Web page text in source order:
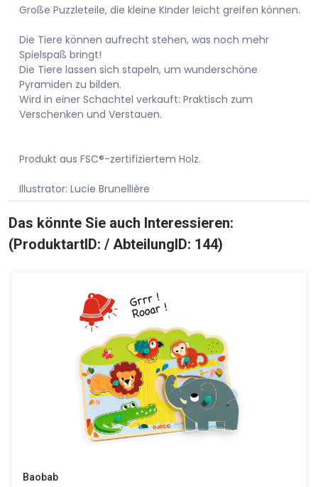
Große Puzzleteile, die kleine Kinder leicht greifen können.
Die Tiere können aufrecht stehen, was noch mehr
Spielspaß bringt!
Die Tiere lassen sich stapeln, um wunderschöne
Pyramiden zu bilden.
Wird in einer Schachtel verkauft: Praktisch zum
Verschenken und Verstauen.
Produkt aus FSC®-zertifiziertem Holz.
Illustrator: Lucie Brunellière
Das könnte Sie auch Interessieren:
(ProduktartID: / AbteilungID: 144)
Baobab